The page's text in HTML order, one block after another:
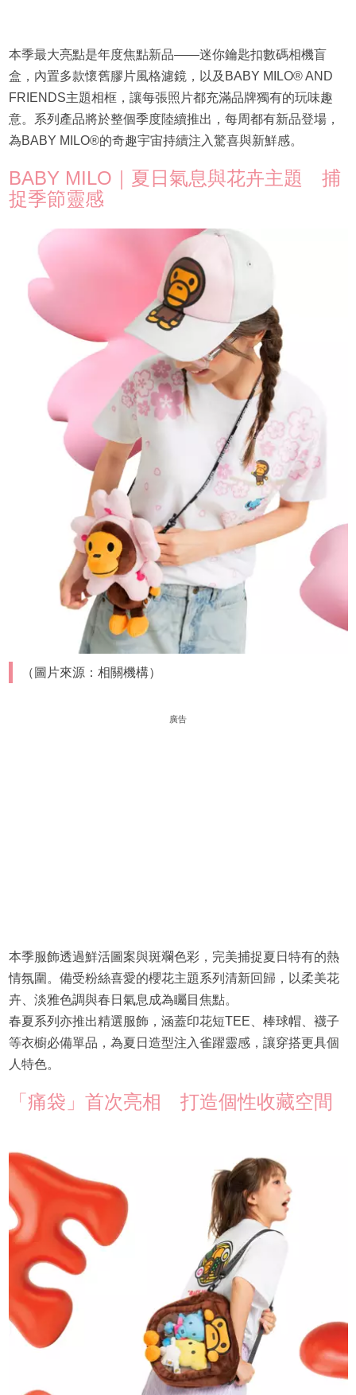
本季最大亮點是年度焦點新品——迷你鑰匙扣數碼相機盲
盒，內置多款懷舊膠片風格濾鏡，以及BABY MILO® AND
FRIENDS主題相框，讓每張照片都充滿品牌獨有的玩味趣
意。系列產品將於整個季度陸續推出，每周都有新品登場，
為BABY MILO®的奇趣宇宙持續注入驚喜與新鮮感。
BABY MILO｜夏日氣息與花卉主題 捕
捉季節靈感
（圖片來源：相關機構）
廣告
本季服飾透過鮮活圖案與斑斕色彩，完美捕捉夏日特有的熱
情氛圍。備受粉絲喜愛的櫻花主題系列清新回歸，以柔美花
卉、淡雅色調與春日氣息成為矚目焦點。
春夏系列亦推出精選服飾，涵蓋印花短TEE、棒球帽、襪子
等衣櫥必備單品，為夏日造型注入雀躍靈感，讓穿搭更具個
人特色。
「痛袋」首次亮相 打造個性收藏空間